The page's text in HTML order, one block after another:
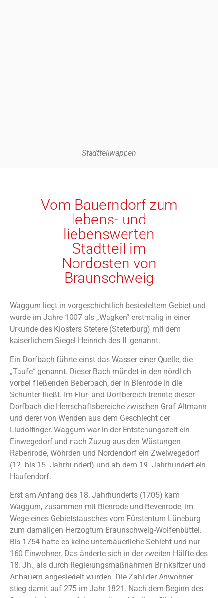
Stadtteilwappen
Vom Bauerndorf zum
lebens- und
liebenswerten
Stadtteil im
Nordosten von
Braunschweig
Waggum liegt in vorgeschichtlich besiedeltem Gebiet und
wurde im Jahre 1007 als „Wagken“ erstmalig in einer
Urkunde des Klosters Stetere (Steterburg) mit dem
kaiserlichem Siegel Heinrich des II. genannt.
Ein Dorfbach führte einst das Wasser einer Quelle, die
„Taufe“ genannt. Dieser Bach mündet in den nördlich
vorbei fließenden Beberbach, der in Bienrode in die
Schunter fließt. Im Flur- und Dorfbereich trennte dieser
Dorfbach die Herrschaftsbereiche zwischen Graf Altmann
und derer von Wenden aus dem Geschlecht der
Liudolfinger. Waggum war in der Entstehungszeit ein
Einwegedorf und nach Zuzug aus den Wüstungen
Rabenrode, Wöhrden und Nordendorf ein Zweiwegedorf
(12. bis 15. Jahrhundert) und ab dem 19. Jahrhundert ein
Haufendorf.
Erst am Anfang des 18. Jahrhunderts (1705) kam
Waggum, zusammen mit Bienrode und Bevenrode, im
Wege eines Gebietstausches vom Fürstentum Lüneburg
zum damaligen Herzogtum Braunschweig-Wolfenbüttel.
Bis 1754 hatte es keine unterbäuerliche Schicht und nur
160 Einwohner. Das änderte sich in der zweiten Hälfte des
18. Jh., als durch Regierungsmaßnahmen Brinksitzer und
Anbauern angesiedelt wurden. Die Zahl der Anwohner
stieg damit auf 275 im Jahr 1821. Nach dem Beginn des